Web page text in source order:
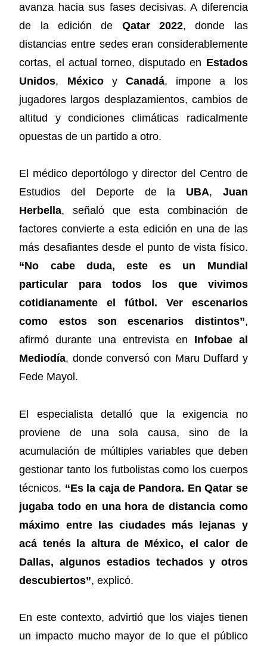
avanza hacia sus fases decisivas. A diferencia
de la edición de Qatar 2022, donde las
distancias entre sedes eran considerablemente
cortas, el actual torneo, disputado en Estados
Unidos, MéxicoyCanadá, impone a los
jugadores largos desplazamientos, cambios de
altitud y condiciones climáticas radicalmente
opuestas de un partido a otro.
El médico deportólogo y director del Centro de
Estudios del Deporte de la UBA, Juan
Herbella, señaló que esta combinación de
factores convierte a esta edición en una de las
más desafiantes desde el punto de vista físico.
“No cabe duda, este es un Mundial
particular para todos los que vivimos
cotidianamente el fútbol. Ver escenarios
como estos son escenarios distintos”,
afirmó durante una entrevista en Infobae al
Mediodía, donde conversó con Maru Duffard y
Fede Mayol.
El especialista detalló que la exigencia no
proviene de una sola causa, sino de la
acumulación de múltiples variables que deben
gestionar tanto los futbolistas como los cuerpos
técnicos. “Es la caja de Pandora. En Qatar se
jugaba todo en una hora de distancia como
máximo entre las ciudades más lejanas y
acá tenés la altura de México, el calor de
Dallas, algunos estadios techados y otros
descubiertos”, explicó.
En este contexto, advirtió que los viajes tienen
un impacto mucho mayor de lo que el público